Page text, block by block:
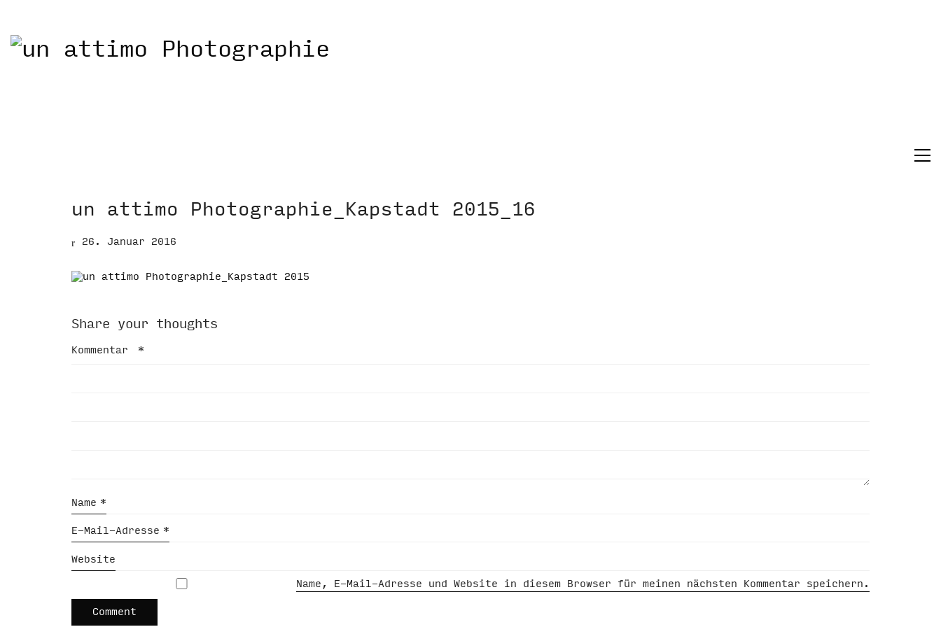
un attimo Photographie_Kapstadt 2015_16
26. Januar 2016
Share your thoughts
Kommentar *
Name *
E-Mail-Adresse *
Website
Name, E-Mail-Adresse und Website in diesem Browser für meinen nächsten Kommentar speichern.